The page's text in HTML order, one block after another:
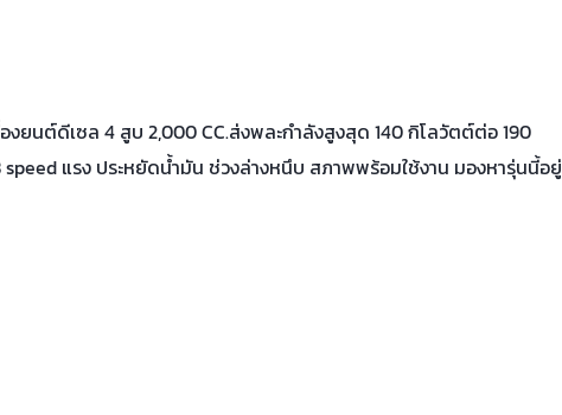
งยนต์ดีเซล 4 สูบ 2,000 CC.ส่งพละกำลังสูงสุด 140 กิโลวัตต์ต่อ 190
แรง ประหยัดน้ำมัน ช่วงล่างหนึบ สภาพพร้อมใช้งาน มองหารุ่นนี้อยู่